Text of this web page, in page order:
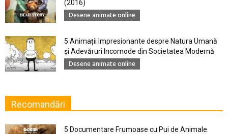
(2016)
Desene animate online
5 Animații Impresionante despre Natura Umană
şi Adevăruri Incomode din Societatea Modernă
Desene animate online
Recomandări
5 Documentare Frumoase cu Pui de Animale